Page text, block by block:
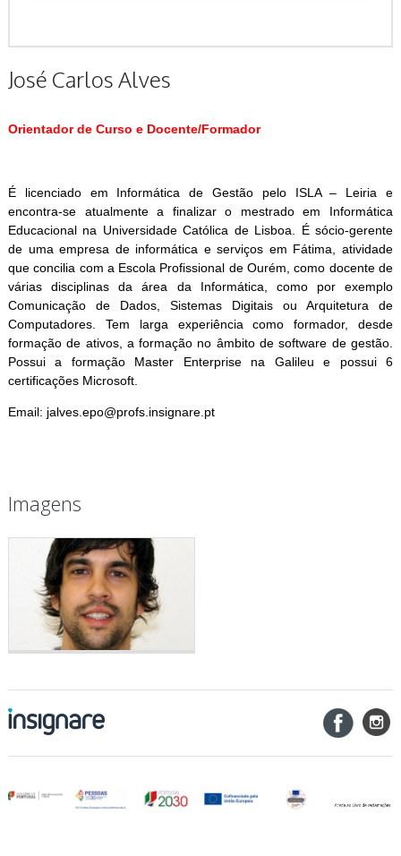
José Carlos Alves
Orientador de Curso e Docente/Formador
É licenciado em Informática de Gestão pelo ISLA – Leiria e
encontra-se atualmente a finalizar o mestrado em Informática
Educacional na Universidade Católica de Lisboa. É sócio-gerente
de uma empresa de informática e serviços em Fátima, atividade
que concilia com a Escola Profissional de Ourém, como docente de
várias disciplinas da área da Informática, como por exemplo
Comunicação de Dados, Sistemas Digitais ou Arquitetura de
Computadores. Tem larga experiência como formador, desde
formação de ativos, a formação no âmbito de software de gestão.
Possui a formação Master Enterprise na Galileu e possui 6
certificações Microsoft.
Email: jalves.epo@profs.insignare.pt
Imagens